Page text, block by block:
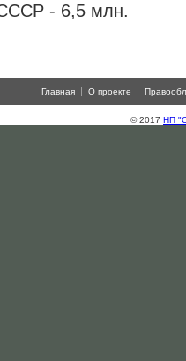
СССР - 6,5 млн.
Главная О проекте
© 2017 НП